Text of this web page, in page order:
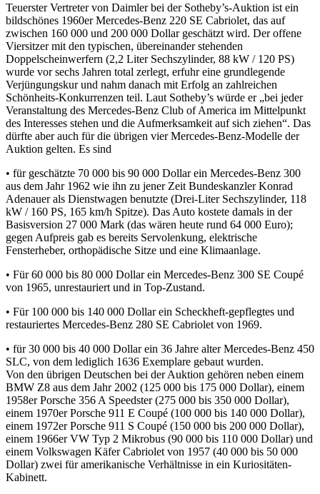
Teuerster Vertreter von Daimler bei der Sotheby’s-Auktion ist ein
bildschönes 1960er Mercedes-Benz 220 SE Cabriolet, das auf
zwischen 160 000 und 200 000 Dollar geschätzt wird. Der offene
Viersitzer mit den typischen, übereinander stehenden
Doppelscheinwerfern (2,2 Liter Sechszylinder, 88 kW / 120 PS)
wurde vor sechs Jahren total zerlegt, erfuhr eine grundlegende
Verjüngungskur und nahm danach mit Erfolg an zahlreichen
Schönheits-Konkurrenzen teil. Laut Sotheby’s würde er „bei jeder
Veranstaltung des Mercedes-Benz Club of America im Mittelpunkt
des Interesses stehen und die Aufmerksamkeit auf sich ziehen“. Das
dürfte aber auch für die übrigen vier Mercedes-Benz-Modelle der
Auktion gelten. Es sind
• für geschätzte 70 000 bis 90 000 Dollar ein Mercedes-Benz 300
aus dem Jahr 1962 wie ihn zu jener Zeit Bundeskanzler Konrad
Adenauer als Dienstwagen benutzte (Drei-Liter Sechszylinder, 118
kW / 160 PS, 165 km/h Spitze). Das Auto kostete damals in der
Basisversion 27 000 Mark (das wären heute rund 64 000 Euro);
gegen Aufpreis gab es bereits Servolenkung, elektrische
Fensterheber, orthopädische Sitze und eine Klimaanlage.
• Für 60 000 bis 80 000 Dollar ein Mercedes-Benz 300 SE Coupé
von 1965, unrestauriert und in Top-Zustand.
• Für 100 000 bis 140 000 Dollar ein Scheckheft-gepflegtes und
restauriertes Mercedes-Benz 280 SE Cabriolet von 1969.
• für 30 000 bis 40 000 Dollar ein 36 Jahre alter Mercedes-Benz 450
SLC, von dem lediglich 1636 Exemplare gebaut wurden.
Von den übrigen Deutschen bei der Auktion gehören neben einem
BMW Z8 aus dem Jahr 2002 (125 000 bis 175 000 Dollar), einem
1958er Porsche 356 A Speedster (275 000 bis 350 000 Dollar),
einem 1970er Porsche 911 E Coupé (100 000 bis 140 000 Dollar),
einem 1972er Porsche 911 S Coupé (150 000 bis 200 000 Dollar),
einem 1966er VW Typ 2 Mikrobus (90 000 bis 110 000 Dollar) und
einem Volkswagen Käfer Cabriolet von 1957 (40 000 bis 50 000
Dollar) zwei für amerikanische Verhältnisse in ein Kuriositäten-
Kabinett.